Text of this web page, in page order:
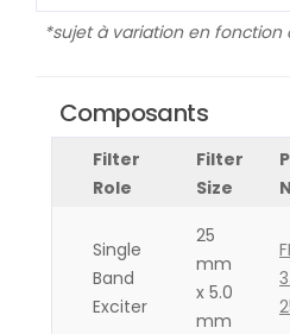
*sujet à variation en fonction
Composants
Filter
Role
Filter
Size
Single
Band
Exciter
25
mm
x 5.0
mm